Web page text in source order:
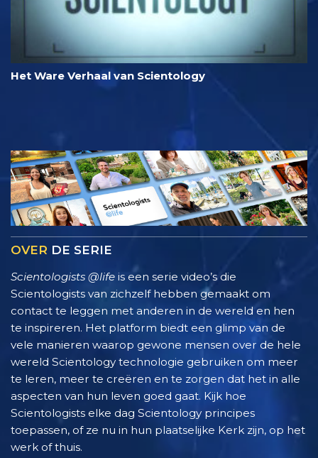
Het Ware Verhaal van Scientology
OVER DE SERIE
Scientologists @life is een serie video’s die
Scientologists van zichzelf hebben gemaakt om
contact te leggen met anderen in de wereld en hen
te inspireren. Het platform biedt een glimp van de
vele manieren waarop gewone mensen over de hele
wereld Scientology technologie gebruiken om meer
te leren, meer te creëren en te zorgen dat het in alle
aspecten van hun leven goed gaat. Kijk hoe
Scientologists elke dag Scientology principes
toepassen, of ze nu in hun plaatselijke Kerk zijn, op het
werk of thuis.